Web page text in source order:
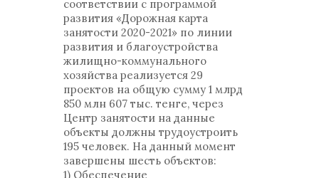
соответствии с программой
развития «Дорожная карта
занятости 2020-2021» по линии
развития и благоустройства
жилищно-коммунального
хозяйства реализуется 29
проектов на общую сумму 1 млрд
850 млн 607 тыс. тенге, через
Центр занятости на данные
объекты должны трудоустроить
195 человек. На данный момент
завершены шесть объектов:
1) Обеспечение